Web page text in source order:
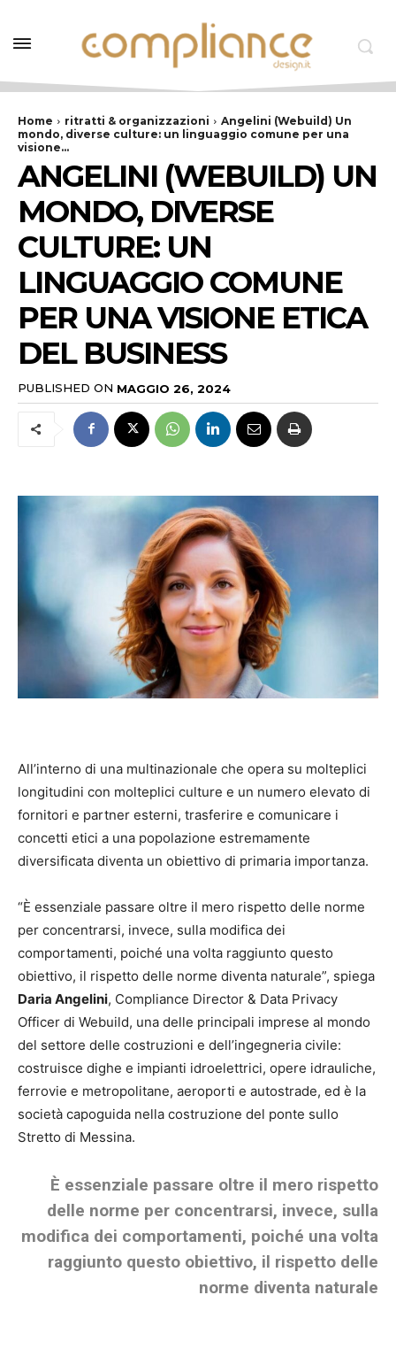
Home ritratti & organizzazioni
Angelini (Webuild) Un
mondo, diverse culture: un linguaggio comune per una
visione...
ANGELINI (WEBUILD) UN
MONDO, DIVERSE
CULTURE: UN
LINGUAGGIO COMUNE
PER UNA VISIONE ETICA
DEL BUSINESS
PUBLISHED ON MAGGIO 26, 2024
All’interno di una multinazionale che opera su molteplici
longitudini con molteplici culture e un numero elevato di
fornitori e partner esterni, trasferire e comunicare i
concetti etici a una popolazione estremamente
diversificata diventa un obiettivo di primaria importanza.
“È essenziale passare oltre il mero rispetto delle norme
per concentrarsi, invece, sulla modifica dei
comportamenti, poiché una volta raggiunto questo
obiettivo, il rispetto delle norme diventa naturale”, spiega
Daria Angelini, Compliance Director & Data Privacy
Officer di Webuild, una delle principali imprese al mondo
del settore delle costruzioni e dell’ingegneria civile:
costruisce dighe e impianti idroelettrici, opere idrauliche,
ferrovie e metropolitane, aeroporti e autostrade, ed è la
società capoguida nella costruzione del ponte sullo
Stretto di Messina.
È essenziale passare oltre il mero rispetto
delle norme per concentrarsi, invece, sulla
modifica dei comportamenti, poiché una volta
raggiunto questo obiettivo, il rispetto delle
norme diventa naturale